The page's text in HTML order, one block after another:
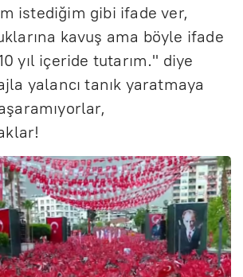
istediğim gibi ifade ver,
kavuş ama böyle ifade
yıl içeride tutarım." diye
yalancı tanık yaratmaya